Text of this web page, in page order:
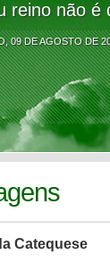
reino não é
09 DE AGOSTO
Catequese